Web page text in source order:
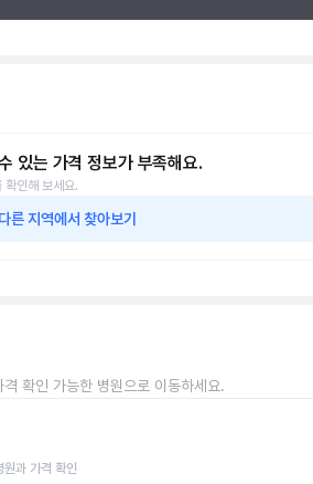
있는 가격 정보가 부족해요.
확인해 보세요.
다른 지역에서 찾아보기
확인 가능한 병원으로 이동하세요.
과 가격 확인